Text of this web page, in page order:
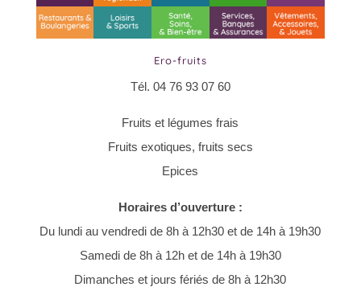
Ero-fruits
Tél. 04 76 93 07 60
Fruits et légumes frais
Fruits exotiques, fruits secs
Epices
Horaires d’ouverture :
Du lundi au vendredi de 8h à 12h30 et de 14h à 19h30
Samedi de 8h à 12h et de 14h à 19h30
Dimanches et jours fériés de 8h à 12h30